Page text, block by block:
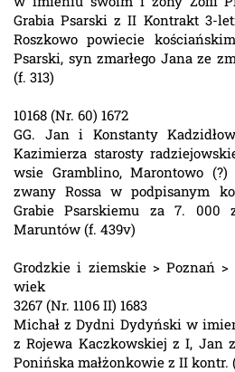
Grabia Psarski z II Kontrakt 3-
Roszkowo powiecie
Psarski, syn zmarłego Jana ze
(f. 313)
10168 (Nr. 60) 1672
GG. Jan i Konstanty
Kazimierza starosty
wsie Gramblino, Marontowo
zwany Rossa w podpisanym
Grabie Psarskiemu za 7. 000
Maruntów (f. 439v)
Grodzkie i ziemskie > Poznań
wiek
3267 (Nr. 1106 II) 1683
Michał z Dydni Dydyński w
z Rojewa Kaczkowskiej z I, Jan
Ponińska małżonkowie z II kontr.